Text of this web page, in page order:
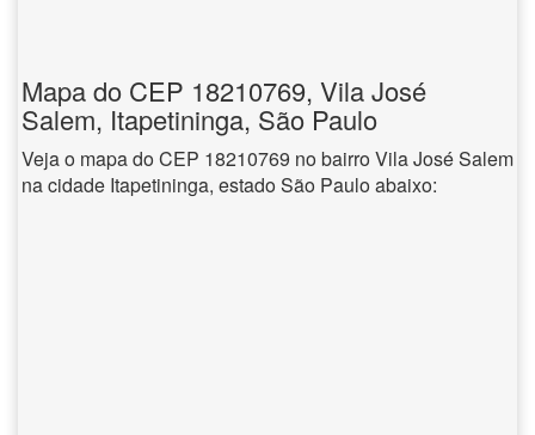
Mapa do CEP 18210769, Vila José
Salem, Itapetininga, São Paulo
Veja o mapa do CEP 18210769 no bairro Vila José Salem
na cidade Itapetininga, estado São Paulo abaixo: